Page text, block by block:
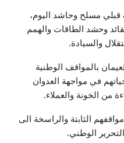
مسلح وحاشد اليوم،
وحشد الطاقات والهمم
والسيادة.
بالمواقف الوطنية
في مواجهة العدوان
من الخونة والعملاء.
الثابتة والراسخة الى
الوطني.